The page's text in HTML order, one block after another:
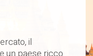
il